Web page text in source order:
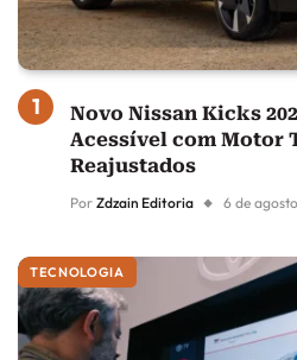
Novo Nissan Kicks
Acessível com Motor
Reajustados
Por Zdzain Editoria 6 de
TECNOLOGIA